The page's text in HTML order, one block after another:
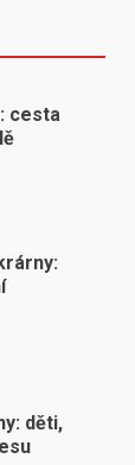
cesta
děti,